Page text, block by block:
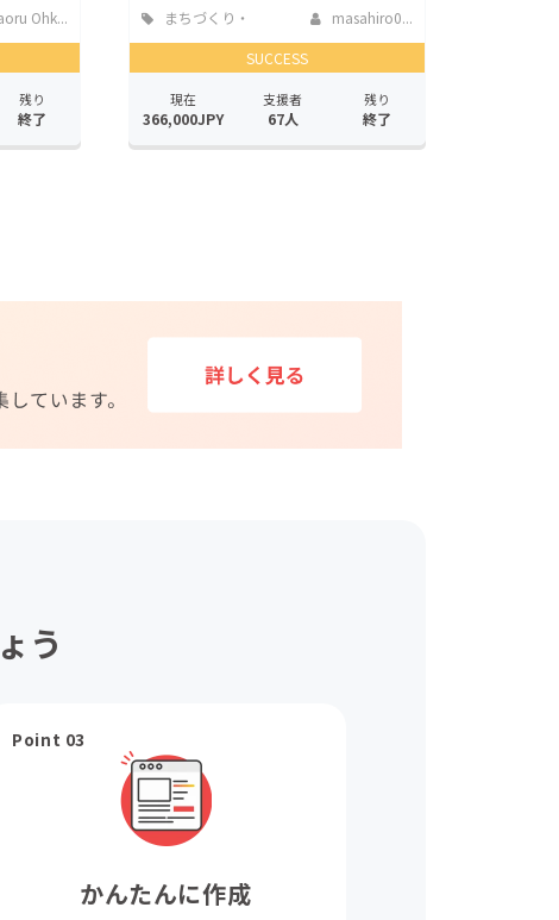
Ohk...
残り
終了
まちづくり・
地域活性化
masahiro0...
SUCCESS
現在
366,000JPY
支援者
67人
残り
終了
う
Point 03
かんたんに作成